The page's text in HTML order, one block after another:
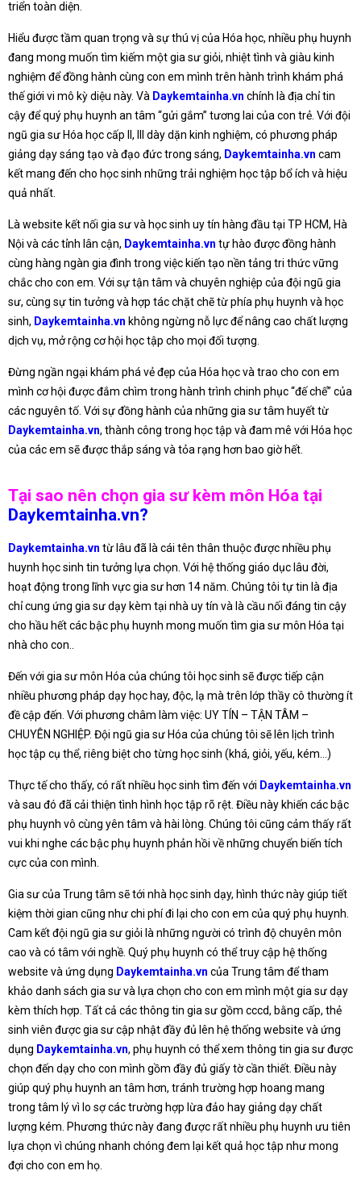
triển toàn diện.
Hiểu được tầm quan trọng và sự thú vị của Hóa học, nhiều phụ huynh
đang mong muốn tìm kiếm một gia sư giỏi, nhiệt tình và giàu kinh
nghiệm để đồng hành cùng con em mình trên hành trình khám phá
thế giới vi mô kỳ diệu này. Và Daykemtainha.vn chính là địa chỉ tin
cậy để quý phụ huynh an tâm “gửi gắm” tương lai của con trẻ. Với đội
ngũ gia sư Hóa học cấp II, III dày dặn kinh nghiệm, có phương pháp
giảng dạy sáng tạo và đạo đức trong sáng, Daykemtainha.vn cam
kết mang đến cho học sinh những trải nghiệm học tập bổ ích và hiệu
quả nhất.
Là website kết nối gia sư và học sinh uy tín hàng đầu tại TP HCM, Hà
Nội và các tỉnh lân cận, Daykemtainha.vn tự hào được đồng hành
cùng hàng ngàn gia đình trong việc kiến tạo nền tảng tri thức vững
chắc cho con em. Với sự tận tâm và chuyên nghiệp của đội ngũ gia
sư, cùng sự tin tưởng và hợp tác chặt chẽ từ phía phụ huynh và học
sinh, Daykemtainha.vn không ngừng nỗ lực để nâng cao chất lượng
dịch vụ, mở rộng cơ hội học tập cho mọi đối tượng.
Đừng ngần ngại khám phá vẻ đẹp của Hóa học và trao cho con em
mình cơ hội được đắm chìm trong hành trình chinh phục “đế chế” của
các nguyên tố. Với sự đồng hành của những gia sư tâm huyết từ
Daykemtainha.vn, thành công trong học tập và đam mê với Hóa học
của các em sẽ được thắp sáng và tỏa rạng hơn bao giờ hết.
Tại sao nên chọn gia sư kèm môn Hóa tại
Daykemtainha.vn?
Daykemtainha.vn từ lâu đã là cái tên thân thuộc được nhiều phụ
huynh học sinh tin tưởng lựa chọn. Với hệ thống giáo dục lâu đời,
hoạt động trong lĩnh vực gia sư hơn 14 năm. Chúng tôi tự tin là địa
chỉ cung ứng gia sư dạy kèm tại nhà uy tín và là cầu nối đáng tin cậy
cho hầu hết các bậc phụ huynh mong muốn tìm gia sư môn Hóa tại
nhà cho con..
Đến với gia sư môn Hóa của chúng tôi học sinh sẽ được tiếp cận
nhiều phương pháp dạy học hay, độc, lạ mà trên lớp thầy cô thường ít
đề cập đến. Với phương châm làm việc: UY TÍN – TẬN TÂM –
CHUYÊN NGHIỆP. Đội ngũ gia sư Hóa của chúng tôi sẽ lên lịch trình
học tập cụ thể, riêng biệt cho từng học sinh (khá, giỏi, yếu, kém…)
Thực tế cho thấy, có rất nhiều học sinh tìm đến với Daykemtainha.vn
và sau đó đã cải thiện tình hình học tập rõ rệt. Điều này khiến các bậc
phụ huynh vô cùng yên tâm và hài lòng. Chúng tôi cũng cảm thấy rất
vui khi nghe các bậc phụ huynh phản hồi về những chuyển biến tích
cực của con mình.
Gia sư của Trung tâm sẽ tới nhà học sinh dạy, hình thức này giúp tiết
kiệm thời gian cũng như chi phí đi lại cho con em của quý phụ huynh.
Cam kết đội ngũ gia sư giỏi là những người có trình độ chuyên môn
cao và có tâm với nghề. Quý phụ huynh có thể truy cập hệ thống
website và ứng dụng Daykemtainha.vn của Trung tâm để tham
khảo danh sách gia sư và lựa chọn cho con em mình một gia sư dạy
kèm thích hợp. Tất cả các thông tin gia sư gồm cccd, bằng cấp, thẻ
sinh viên được gia sư cập nhật đầy đủ lên hệ thống website và ứng
dụng Daykemtainha.vn, phụ huynh có thể xem thông tin gia sư được
chọn đến dạy cho con mình gồm đầy đủ giấy tờ cần thiết. Điều này
giúp quý phụ huynh an tâm hơn, tránh trường hợp hoang mang
trong tâm lý vì lo sợ các trường hợp lừa đảo hay giảng dạy chất
lượng kém. Phương thức này đang được rất nhiều phụ huynh ưu tiên
lựa chọn vì chúng nhanh chóng đem lại kết quả học tập như mong
đợi cho con em họ.